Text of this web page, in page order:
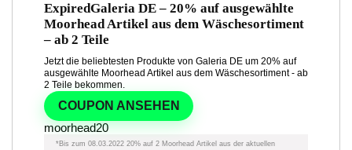
ExpiredGaleria DE – 20% auf ausgewählte
Moorhead Artikel aus dem Wäschesortiment
– ab 2 Teile
Jetzt die beliebtesten Produkte von Galeria DE um 20% auf
ausgewählte Moorhead Artikel aus dem Wäschesortiment - ab
2 Teile bekommen.
COUPON ANSEHEN
moorhead20
*Bis zum 08.03.2022 20% auf 2 Moorhead Artikel aus der aktuellen